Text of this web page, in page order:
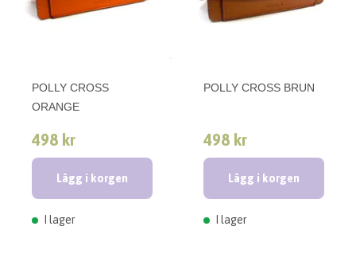
POLLY CROSS
ORANGE
498 kr
Lägg i korgen
I lager
POLLY CROSS BRUN
498 kr
Lägg i korgen
I lager